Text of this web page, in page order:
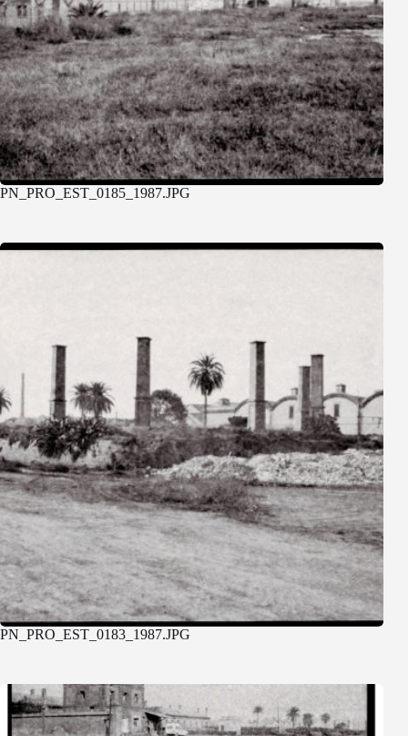
PN_PRO_EST_0185_1987.JPG
PN_PRO_EST_0183_1987.JPG